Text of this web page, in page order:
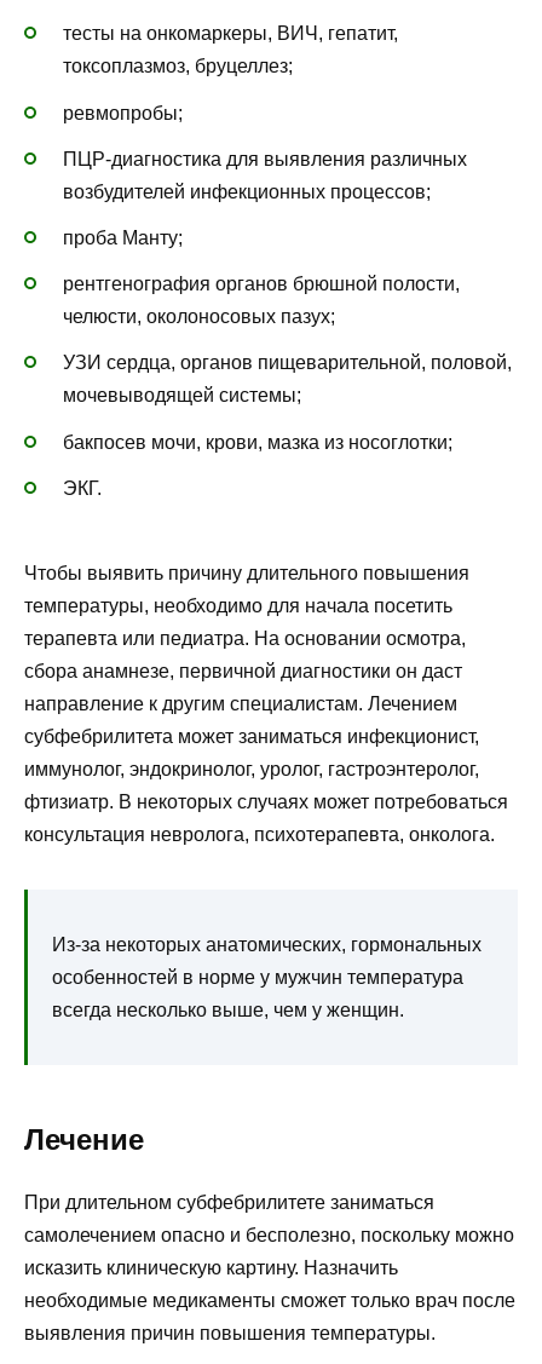
тесты на онкомаркеры, ВИЧ, гепатит,
токсоплазмоз, бруцеллез;
ревмопробы;
ПЦР-диагностика для выявления различных
возбудителей инфекционных процессов;
проба Манту;
рентгенография органов брюшной полости,
челюсти, околоносовых пазух;
УЗИ сердца, органов пищеварительной, половой,
мочевыводящей системы;
бакпосев мочи, крови, мазка из носоглотки;
ЭКГ.
Чтобы выявить причину длительного повышения
температуры, необходимо для начала посетить
терапевта или педиатра. На основании осмотра,
сбора анамнезе, первичной диагностики он даст
направление к другим специалистам. Лечением
субфебрилитета может заниматься инфекционист,
иммунолог, эндокринолог, уролог, гастроэнтеролог,
фтизиатр. В некоторых случаях может потребоваться
консультация невролога, психотерапевта, онколога.
Из-за некоторых анатомических, гормональных
особенностей в норме у мужчин температура
всегда несколько выше, чем у женщин.
Лечение
При длительном субфебрилитете заниматься
самолечением опасно и бесполезно, поскольку можно
исказить клиническую картину. Назначить
необходимые медикаменты сможет только врач после
выявления причин повышения температуры.